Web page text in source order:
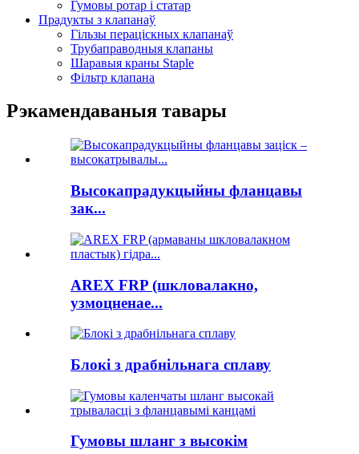
Гумовы ротар і статар
Прадукты з клапанаў
Гільзы пераціскных клапанаў
Трубаправодныя клапаны
Шаравыя краны Staple
Фільтр клапана
Рэкамендаваныя тавары
Высокапрадукцыйны фланцавы
зак...
AREX FRP (шкловалакно,
узмоцненае...
Блокі з драбнільнага сплаву
Гумовы шланг з высокім